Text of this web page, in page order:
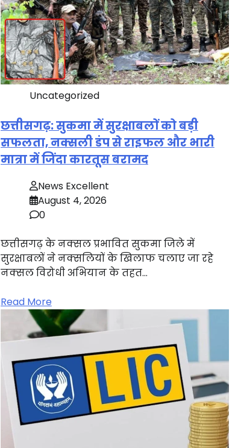
Uncategorized
छत्तीसगढ़: सुकमा में सुरक्षाबलों को बड़ी
सफलता, नक्सली डंप से राइफल और भारी
मात्रा में जिंदा कारतूस बरामद
News Excellent
August 4, 2026
0
छत्तीसगढ़ के नक्सल प्रभावित सुकमा जिले में
सुरक्षाबलों ने नक्सलियों के खिलाफ चलाए जा रहे
नक्सल विरोधी अभियान के तहत…
Read More